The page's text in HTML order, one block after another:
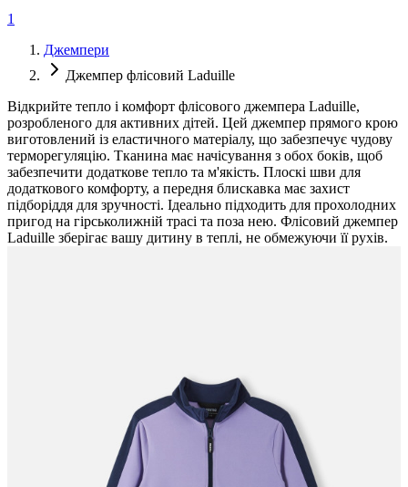
1
Джемпери
Джемпер флісовий Laduille
Відкрийте тепло і комфорт флісового джемпера Laduille,
розробленого для активних дітей. Цей джемпер прямого крою
виготовлений із еластичного матеріалу, що забезпечує чудову
терморегуляцію. Тканина має начісування з обох боків, щоб
забезпечити додаткове тепло та м'якість. Плоскі шви для
додаткового комфорту, а передня блискавка має захист
підборіддя для зручності. Ідеально підходить для прохолодних
пригод на гірськолижній трасі та поза нею. Флісовий джемпер
Laduille зберігає вашу дитину в теплі, не обмежуючи її рухів.